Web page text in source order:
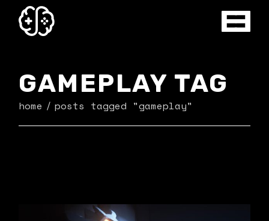
content
GAMEPLAY TAG
home posts tagged "gameplay"